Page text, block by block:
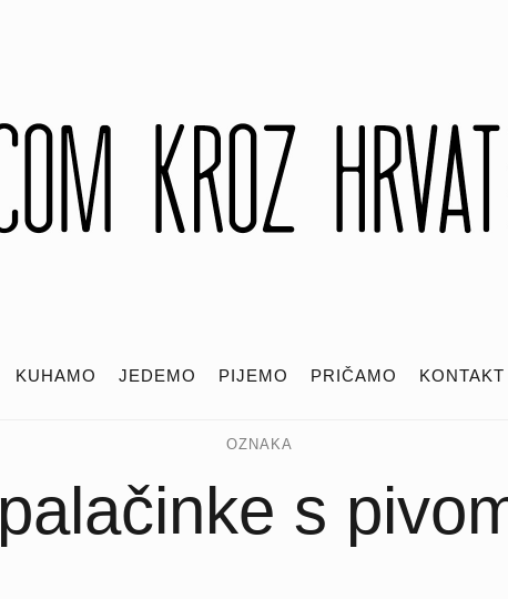
KUHAMO JEDEMO PIJEMO PRIČAMO KONTAKT
OZNAKA
palačinke s